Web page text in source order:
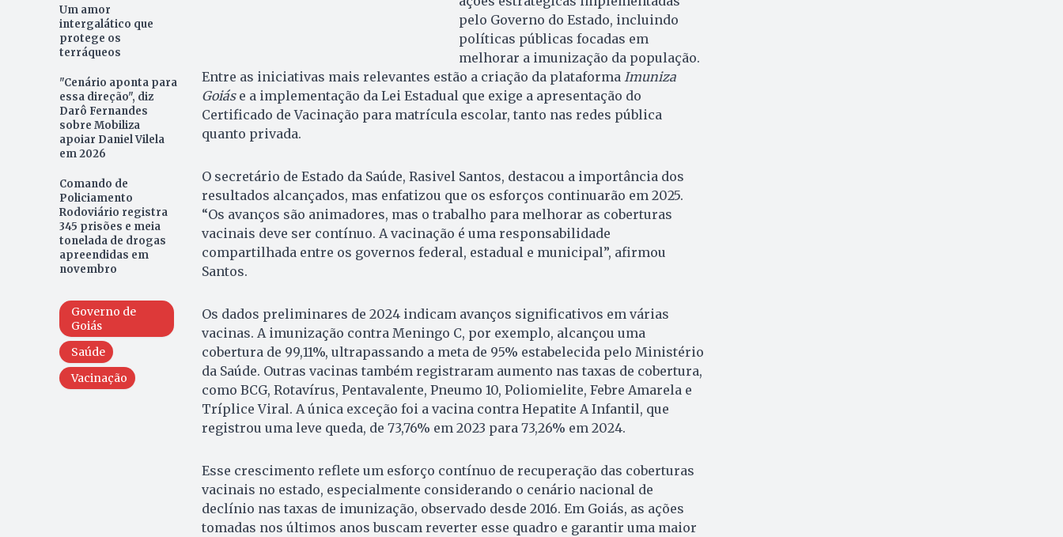
Um amor
intergalático que
protege os
terráqueos
"Cenário aponta para
essa direção", diz
Darô Fernandes
sobre Mobiliza
apoiar Daniel Vilela
em 2026
Comando de
Policiamento
Rodoviário registra
345 prisões e meia
tonelada de drogas
apreendidas em
novembro
Governo de
Goiás
Saúde
Vacinação
pelo Governo do Estado, incluindo
políticas públicas focadas em
melhorar a imunização da população.
Entre as iniciativas mais relevantes estão a criação da plataforma Imuniza
Goiáse a implementação da Lei Estadual que exige a apresentação do
Certificado de Vacinação para matrícula escolar, tanto nas redes pública
quanto privada.
O secretário de Estado da Saúde, Rasivel Santos, destacou a importância dos
resultados alcançados, mas enfatizou que os esforços continuarão em 2025.
“Os avanços são animadores, mas o trabalho para melhorar as coberturas
vacinais deve ser contínuo. A vacinação é uma responsabilidade
compartilhada entre os governos federal, estadual e municipal”, afirmou
Santos.
Os dados preliminares de 2024 indicam avanços significativos em várias
vacinas. A imunização contra Meningo C, por exemplo, alcançou uma
cobertura de 99,11%, ultrapassando a meta de 95% estabelecida pelo Ministério
da Saúde. Outras vacinas também registraram aumento nas taxas de cobertura,
como BCG, Rotavírus, Pentavalente, Pneumo 10, Poliomielite, Febre Amarela e
Tríplice Viral. A única exceção foi a vacina contra Hepatite A Infantil, que
registrou uma leve queda, de 73,76% em 2023 para 73,26% em 2024.
Esse crescimento reflete um esforço contínuo de recuperação das coberturas
vacinais no estado, especialmente considerando o cenário nacional de
declínio nas taxas de imunização, observado desde 2016. Em Goiás, as ações
tomadas nos últimos anos buscam reverter esse quadro e garantir uma maior